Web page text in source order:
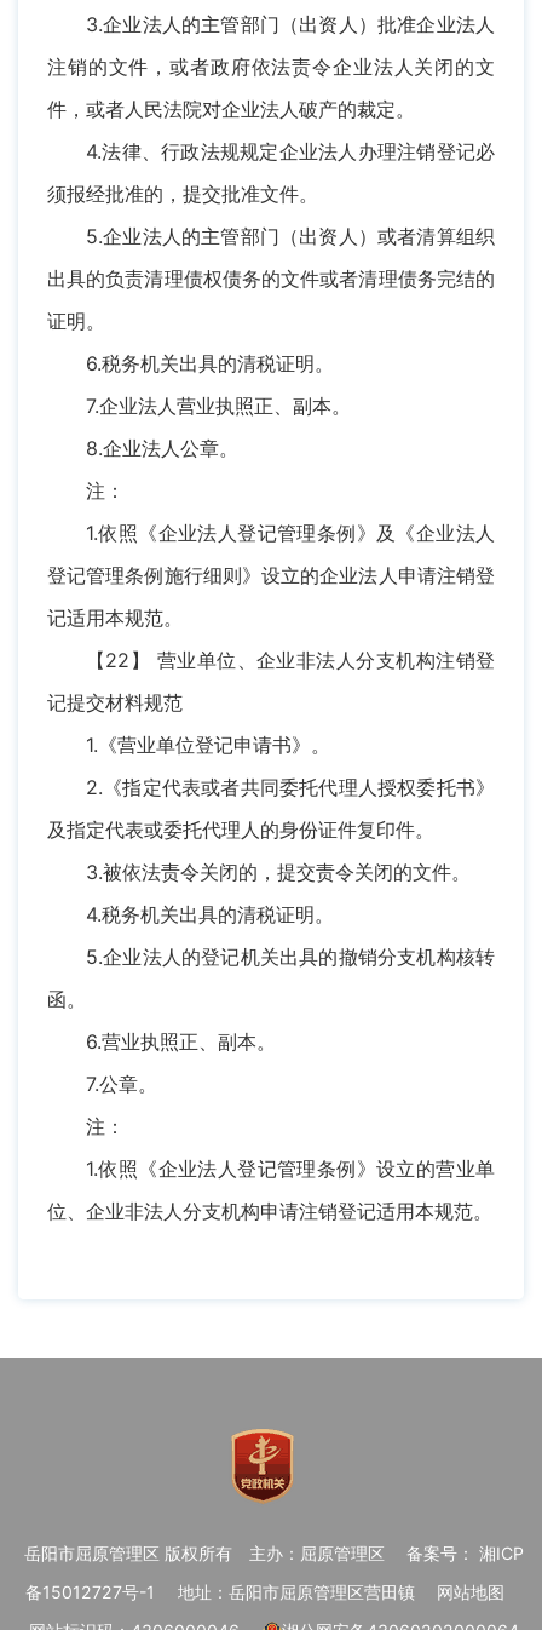
3.企业法人的主管部门（出资人）批准企业法人
注销的文件，或者政府依法责令企业法人关闭的文
件，或者人民法院对企业法人破产的裁定。
4.法律、行政法规规定企业法人办理注销登记必
须报经批准的，提交批准文件。
5.企业法人的主管部门（出资人）或者清算组织
出具的负责清理债权债务的文件或者清理债务完结的
证明。
6.税务机关出具的清税证明。
7.企业法人营业执照正、副本。
8.企业法人公章。
注：
1.依照《企业法人登记管理条例》及《企业法人
登记管理条例施行细则》设立的企业法人申请注销登
记适用本规范。
【22】 营业单位、企业非法人分支机构注销登
记提交材料规范
1.《营业单位登记申请书》。
2.《指定代表或者共同委托代理人授权委托书》
及指定代表或委托代理人的身份证件复印件。
3.被依法责令关闭的，提交责令关闭的文件。
4.税务机关出具的清税证明。
5.企业法人的登记机关出具的撤销分支机构核转
函。
6.营业执照正、副本。
7.公章。
注：
1.依照《企业法人登记管理条例》设立的营业单
位、企业非法人分支机构申请注销登记适用本规范。
岳阳市屈原管理区 版权所有 主办：屈原管理区
备案号： 湘ICP
备15012727号-1
地址：岳阳市屈原管理区营田镇
网站地图